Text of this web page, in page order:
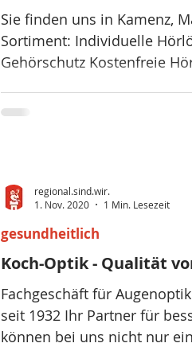
Sie finden uns in Kamenz,
Sortiment: Individuelle
Gehörschutz Kostenfreie
Koch-Optik - Qualität
Fachgeschäft für
seit 1932 Ihr Partner für
können bei uns nicht nur
gesundheitlich
regional.sind.wir.
1. Nov. 2020
1 Min. Lesezeit